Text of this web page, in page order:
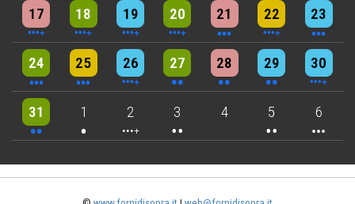
17
5 events 18
6 events 19
7 events 20
6 events 21
3 events 22
4 events 23
3 events
24
3 events 25
3 events 26
6 events 27
2 events 28
2 events 29
2 events 30
4 events
31
2 events 1
One event 2
4 events 3
2 events 4 5
2 events 6
3 events